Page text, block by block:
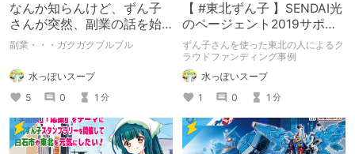
なんか知らんけど、ずん子
さんが突然、副業の話を始
めたのでまとめた
副業・・・ガクガクブルブル
水っぽいスープ
5
0 1 分
【 #東北ずん子 】SENDAI光
のページェント2019サポー
ターになるとずん子グッズ
がもらえる
ずん子さんを使った東北の人によるク
ラウドファンディング事例
水っぽいスープ
1
0 1 分